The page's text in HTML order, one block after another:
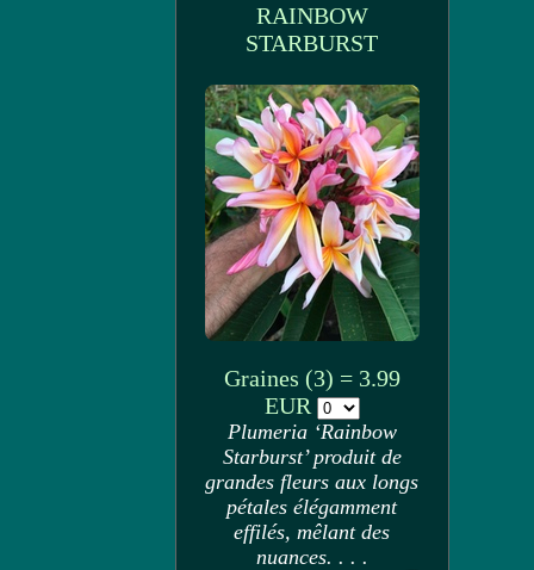
RAINBOW
STARBURST
Graines (3) = 3.99
EUR
Plumeria ‘Rainbow
Starburst’ produit de
grandes fleurs aux longs
pétales élégamment
effilés, mêlant des
nuances. . . .